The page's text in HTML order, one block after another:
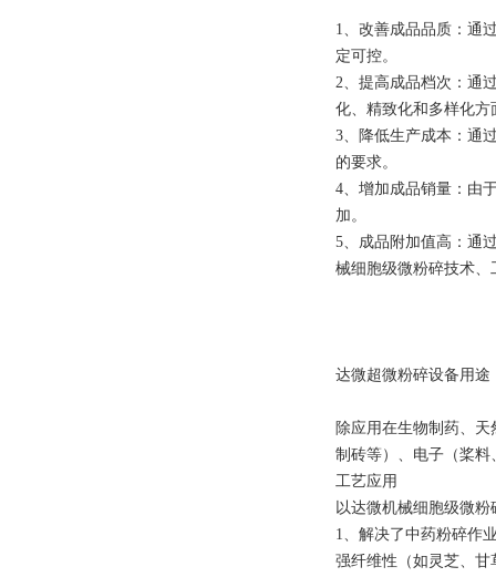
1、改善成品品质：通
定可控。
2、提高成品档次：通
化、精致化和多样化
3、降低生产成本：通
的要求。
4、增加成品销量：由
加。
5、成品附加值高：通
械细胞级微粉碎技术
达微超微粉碎设备用途
除应用在生物制药、
制砖等）、电子（桨
工艺应用
以达微机械细胞级微
1、解决了中药粉碎作
强纤维性（如灵芝